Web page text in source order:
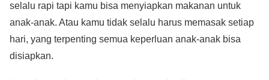
selalu rapi tapi kamu bisa menyiapkan makanan untuk
anak-anak. Atau kamu tidak selalu harus memasak setiap
hari, yang terpenting semua keperluan anak-anak bisa
disiapkan.